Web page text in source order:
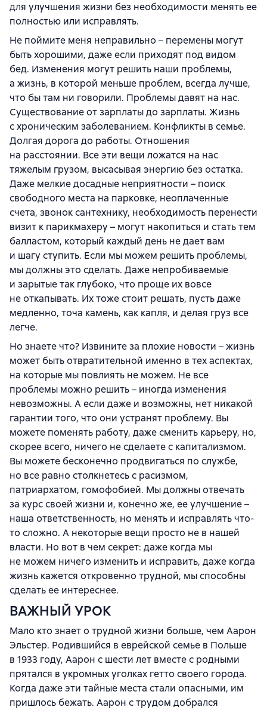
для улучшения жизни без необходимости менять ее
полностью или исправлять.
Не поймите меня неправильно – перемены могут
быть хорошими, даже если приходят под видом
бед. Изменения могут решить наши проблемы,
а жизнь, в которой меньше проблем, всегда лучше,
что бы там ни говорили. Проблемы давят на нас.
Существование от зарплаты до зарплаты. Жизнь
с хроническим заболеванием. Конфликты в семье.
Долгая дорога до работы. Отношения
на расстоянии. Все эти вещи ложатся на нас
тяжелым грузом, высасывая энергию без остатка.
Даже мелкие досадные неприятности – поиск
свободного места на парковке, неоплаченные
счета, звонок сантехнику, необходимость перенести
визит к парикмахеру – могут накопиться и стать тем
балластом, который каждый день не дает вам
и шагу ступить. Если мы можем решить проблемы,
мы должны это сделать. Даже непробиваемые
и зарытые так глубоко, что проще их вовсе
не откапывать. Их тоже стоит решать, пусть даже
медленно, точа камень, как капля, и делая груз все
легче.
Но знаете что? Извините за плохие новости – жизнь
может быть отвратительной именно в тех аспектах,
на которые мы повлиять не можем. Не все
проблемы можно решить – иногда изменения
невозможны. А если даже и возможны, нет никакой
гарантии того, что они устранят проблему. Вы
можете поменять работу, даже сменить карьеру, но,
скорее всего, ничего не сделаете с капитализмом.
Вы можете бесконечно продвигаться по службе,
но все равно столкнетесь с расизмом,
патриархатом, гомофобией. Мы должны отвечать
за курс своей жизни и, конечно же, ее улучшение –
наша ответственность, но менять и исправлять что-
то сложно. А некоторые вещи просто не в нашей
власти. Но вот в чем секрет: даже когда мы
не можем ничего изменить и исправить, даже когда
жизнь кажется откровенно трудной, мы способны
сделать ее интереснее.
ВАЖНЫЙ УРОК
Мало кто знает о трудной жизни больше, чем Аарон
Эльстер. Родившийся в еврейской семье в Польше
в 1933 году, Аарон с шести лет вместе с родными
прятался в укромных уголках гетто своего города.
Когда даже эти тайные места стали опасными, им
пришлось бежать. Аарон с трудом добрался